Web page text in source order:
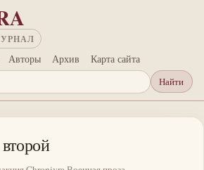
содержанию
Авторы Архив Карта сайта
Найти